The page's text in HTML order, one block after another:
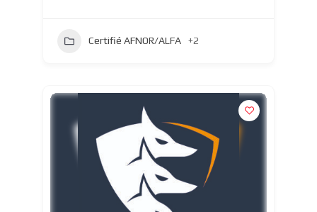
Certifié AFNOR/ALFA +2